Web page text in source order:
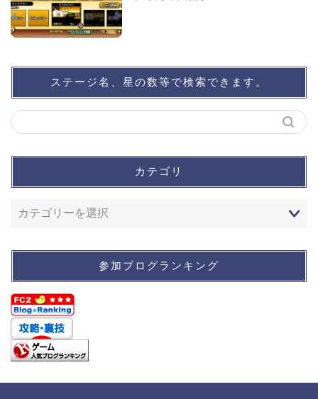
ステージ名、星の数等で検索できます。
カテゴリ
参加ブログランキング